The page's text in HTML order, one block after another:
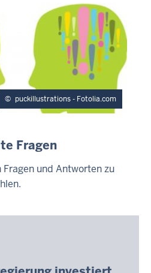
puckillustrations - Fotolia.com
Fragen
Fragen und Antworten zu